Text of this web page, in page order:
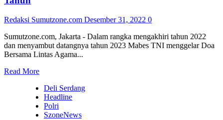
Redaksi Sumutzone.com Desember 31, 2022 0
Sumutzone.com, Jakarta - Dalam rangka mengakhiri tahun 2022
dan menyambut datangnya tahun 2023 Mabes TNI menggelar Doa
Bersama Lintas Agama...
Read MoreRead
about
Mabes
TNI
Menggelar
Deli Serdang
Headline
Polri
SzoneNews